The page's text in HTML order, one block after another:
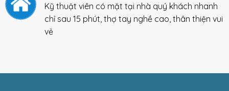
Kỹ thuật viên có mặt tại nhà quý khách nhanh
chỉ sau 15 phút, thợ tay nghề cao, thân thiện vui
vẻ